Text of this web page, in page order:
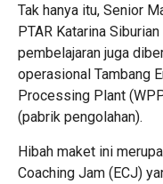
Tak hanya itu, Senior
PTAR Katarina
pembelajaran juga
operasional Tambang
Processing Plant
(pabrik pengolahan).
Hibah maket ini
Coaching Jam (ECJ)